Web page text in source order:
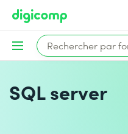
SQL server